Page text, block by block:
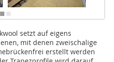
setzt auf eigens
mit denen zweischalige
erstellt werden